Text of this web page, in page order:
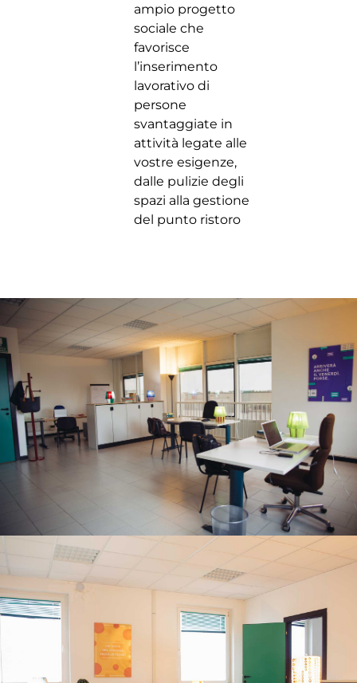
ampio progetto
sociale che
favorisce
l’inserimento
lavorativo di
persone
svantaggiate in
attività legate alle
vostre esigenze,
dalle pulizie degli
spazi alla gestione
del punto ristoro